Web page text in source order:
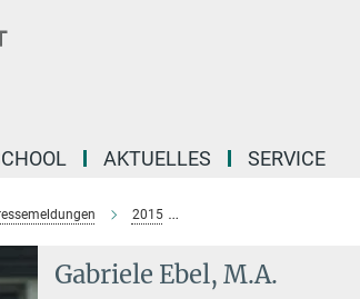
AKTUELLES SERVICE
2015
Gabriele Ebel, M.A.